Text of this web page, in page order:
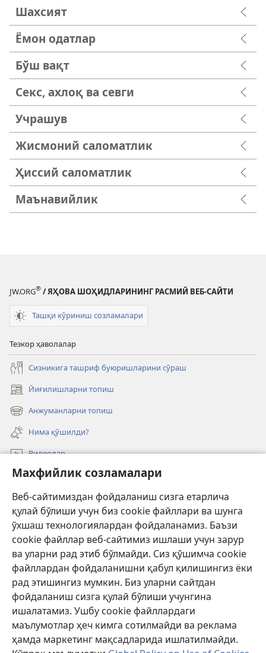
Махфийлик созламалари
Веб-сайтимиздан фойдаланиш сизга етарлича
қулай бўлиши учун биз cookie файллари ва шунга
ўхшаш технологиялардан фойдаланамиз. Баъзи
cookie файллар веб-сайтимиз ишлаши учун зарур
ва уларни рад этиб бўлмайди. Сиз қўшимча cookie
файллардан фойдаланишни қабул қилишингиз ёки
рад этишингиз мумкин. Биз уларни сайтдан
фойдаланиш сизга қулай бўлиши учунгина
ишалатамиз. Ушбу cookie файллардаги
маълумотлар ҳеч кимга сотилмайди ва реклама
ҳамда маркетинг мақсадларида ишлатилмайди.
Шахсият
Ёмон одатлар
Бўш вақт
Секс, ахлоқ ва севги
Учрашув
Жисмоний саломатлик
Ҳиссий саломатлик
Маънавийлик
JW.ORG® / ЯҲОВА ШОҲИДЛАРИНИНГ РАСМИЙ ВЕБ-САЙТИ
Ташқи кўриниш созламалари
Тезкор ҳаволалар
Сизникига ташриф буюришларини сўраш
Йиғилишларни топиш
(янги
ойнада
очилади)
Анжуманларни топиш
(янги
ойнада
очилади)
Нима қўшилди?
Видеолар
Излаш
Давлат амалдорлари учун маълумот
Ёрдам
Хайр-эҳсон
(янги
ойнада
очилади)Қўриқчи минорасининг ОНЛАЙН КУТУБХОНАСИ™
(янги
ойнада
очилади)JW Hub
(янги
ойнада
очилади)«Watchtower Library» кутубхонаси